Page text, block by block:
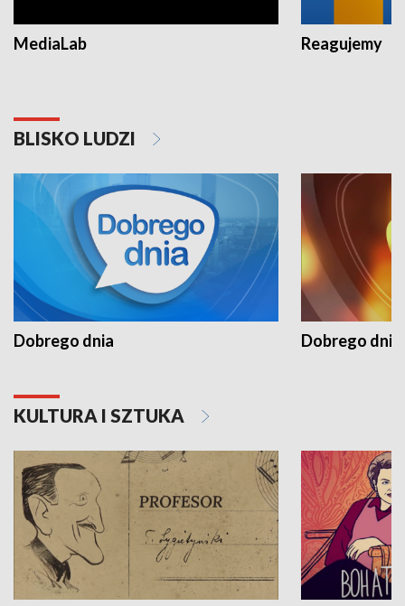
MediaLab Reagujemy
BLISKO LUDZI
Dobrego dnia Dobrego dnia
KULTURA I SZTUKA